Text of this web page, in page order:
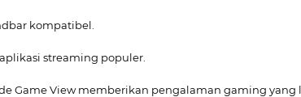
kompatibel.
streaming populer.
Game View memberikan pengalaman gaming yang